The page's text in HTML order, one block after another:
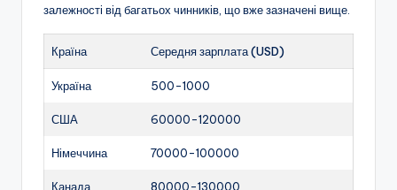
залежності від багатьох чинників, що вже зазначені вище.
Країна Середня зарплата (USD)
Україна 500-1000
США 60000-120000
Німеччина 70000-100000
Канада 80000-130000